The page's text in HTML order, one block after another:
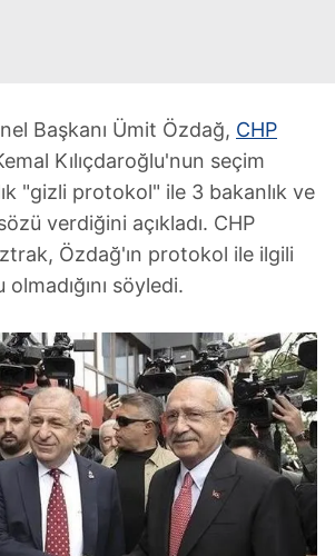
Başkanı Ümit Özdağ, CHP
Kılıçdaroğlu'nun seçim
"gizli protokol" ile 3 bakanlık ve
verdiğini açıkladı. CHP
Özdağ'ın protokol ile ilgili
söyledi.